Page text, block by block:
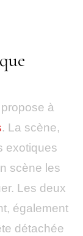
propose à
. La scène,
exotiques
scène les
Les deux
également
détachée